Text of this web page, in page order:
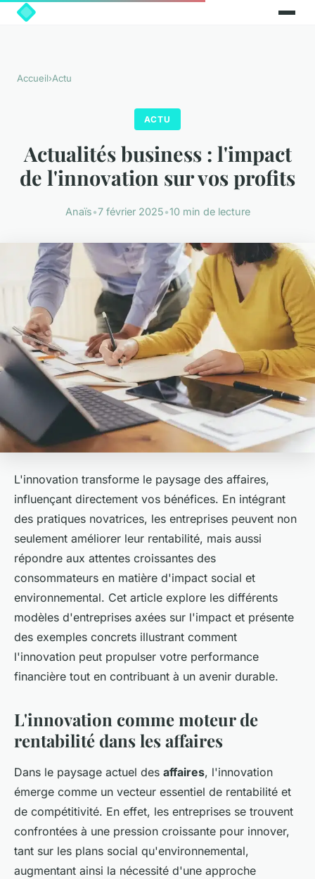
Accueil›Actu
ACTU
Actualités business : l'impact
de l'innovation sur vos profits
Anaïs•7 février 2025•10 min de lecture
L'innovation transforme le paysage des affaires,
influençant directement vos bénéfices. En intégrant
des pratiques novatrices, les entreprises peuvent non
seulement améliorer leur rentabilité, mais aussi
répondre aux attentes croissantes des
consommateurs en matière d'impact social et
environnemental. Cet article explore les différents
modèles d'entreprises axées sur l'impact et présente
des exemples concrets illustrant comment
l'innovation peut propulser votre performance
financière tout en contribuant à un avenir durable.
L'innovation comme moteur de
rentabilité dans les affaires
Dans le paysage actuel des affaires, l'innovation
émerge comme un vecteur essentiel de rentabilité et
de compétitivité. En effet, les entreprises se trouvent
confrontées à une pression croissante pour innover,
tant sur les plans social qu'environnemental,
augmentant ainsi la nécessité d'une approche